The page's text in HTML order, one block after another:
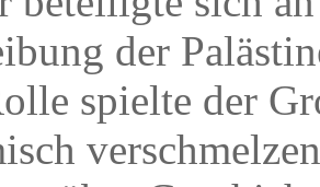
der
spielte der